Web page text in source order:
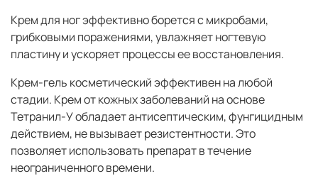
Крем для ног эффективно борется с микробами,
грибковыми поражениями, увлажняет ногтевую
пластину и ускоряет процессы ее восстановления.
Крем-гель косметический эффективен на любой
стадии. Крем от кожных заболеваний на основе
Тетранил-У обладает антисептическим, фунгицидным
действием, не вызывает резистентности. Это
позволяет использовать препарат в течение
неограниченного времени.